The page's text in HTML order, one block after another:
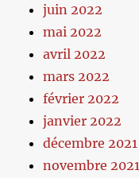
juin 2022
mai 2022
avril 2022
mars 2022
février 2022
janvier 2022
décembre 2021
novembre 2021